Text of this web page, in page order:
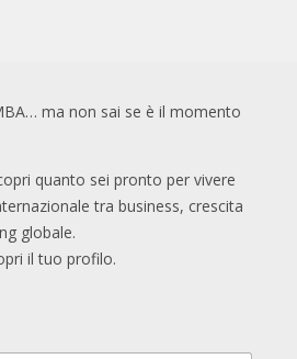
ma non sai se è il momento
quanto sei pronto per vivere
tra business, crescita
globale.
il tuo profilo.